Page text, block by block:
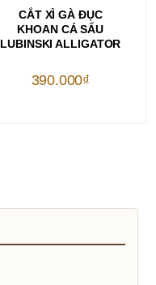
THÊM VÀO GIỎ HÀNG
CẮT XÌ GÀ ĐỤC
KHOAN CÁ SẤU
LUBINSKI ALLIGATOR
390.000₫